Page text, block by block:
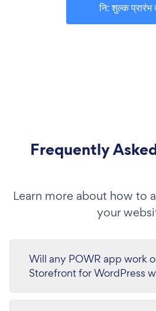
नि: शुल्क प्रारंभ
Frequently
Learn more about how to
your
Will any POWR app work
Storefront for WordPress